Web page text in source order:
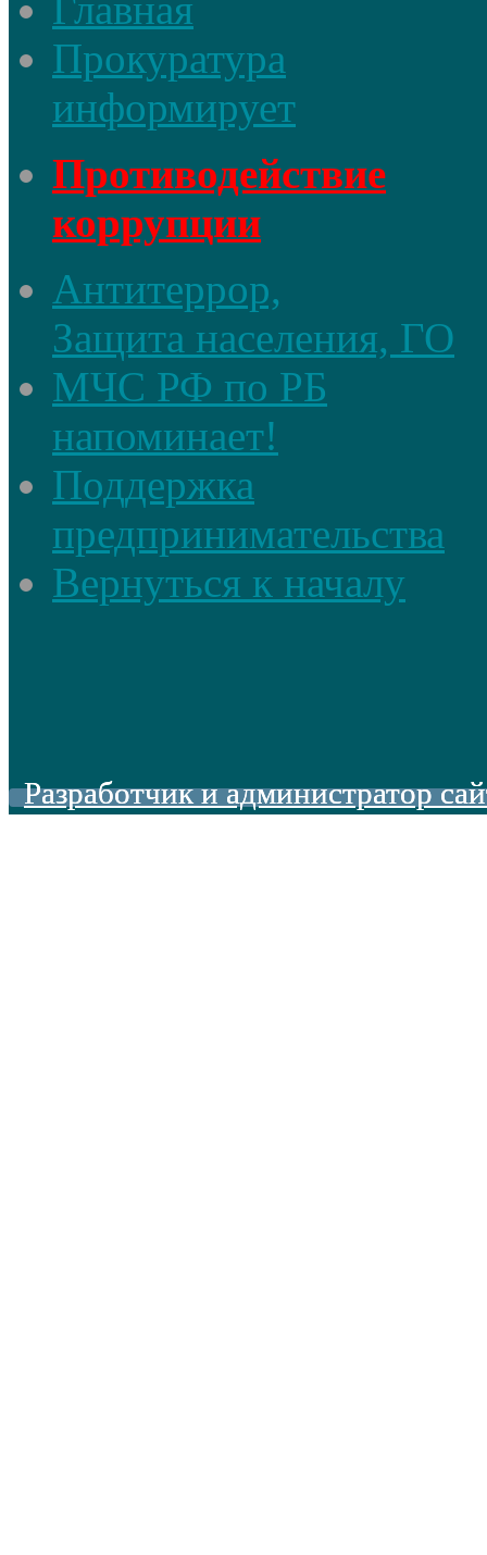
Прокуратура
информирует
Противодействие
коррупции
Антитеррор,
Защита населения, ГО
МЧС РФ по РБ
напоминает!
Поддержка
предпринимательства
Вернуться к началу
Разработчик и администратор